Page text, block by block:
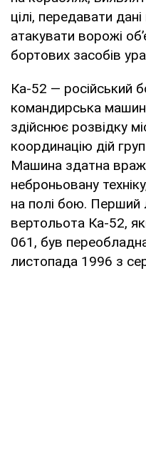
цілі, передавати
атакувати ворожі
бортових засобів
Ка-52 — російський
командирська машина
здійснює розвідку
координацію дій
Машина здатна
неброньовану
на полі бою. Перший
вертольота Ка-52,
061, був
листопада 1996 з